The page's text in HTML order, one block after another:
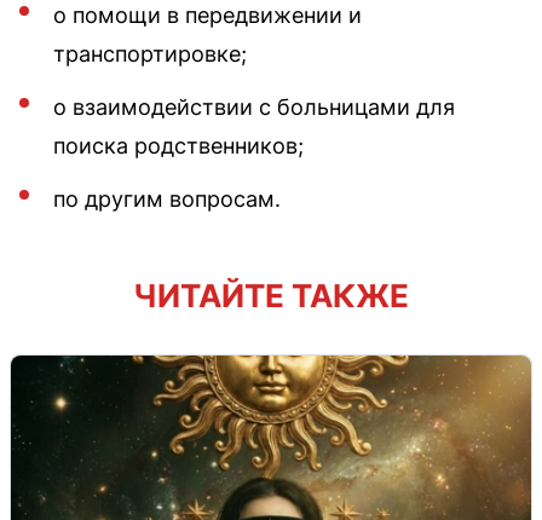
о помощи в передвижении и
транспортировке;
о взаимодействии с больницами для
поиска родственников;
по другим вопросам.
ЧИТАЙТЕ ТАКЖЕ